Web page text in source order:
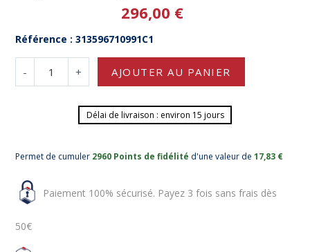
296,00 €
Référence : 313596710991C1
- + AJOUTER AU PANIER
Délai de livraison : environ 15 jours
Permet de cumuler 2960 Points de fidélité d'une valeur de17,83 €
Paiement 100% sécurisé. Payez 3 fois sans frais dès
50€